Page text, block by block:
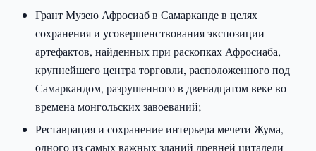
Грант Музею Афросиаб в Самарканде в целях
сохранения и усовершенствования экспозиции
артефактов, найденных при раскопках Афросиаба,
крупнейшего центра торговли, расположенного под
Самаркандом, разрушенного в двенадцатом веке во
времена монгольских завоеваний;
Реставрация и сохранение интерьера мечети Жума,
одного из самых важных зданий древней цитадели